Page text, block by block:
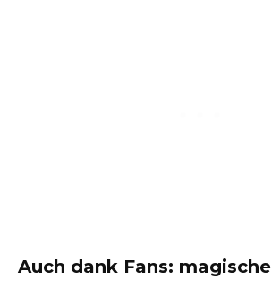
Auch dank Fans: magische